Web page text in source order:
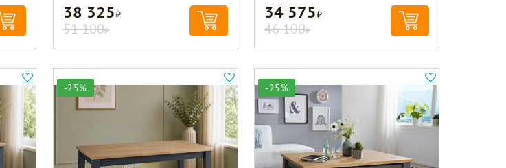
38 325Р
51 100Р
34 575Р
46 100Р
-25% -25%